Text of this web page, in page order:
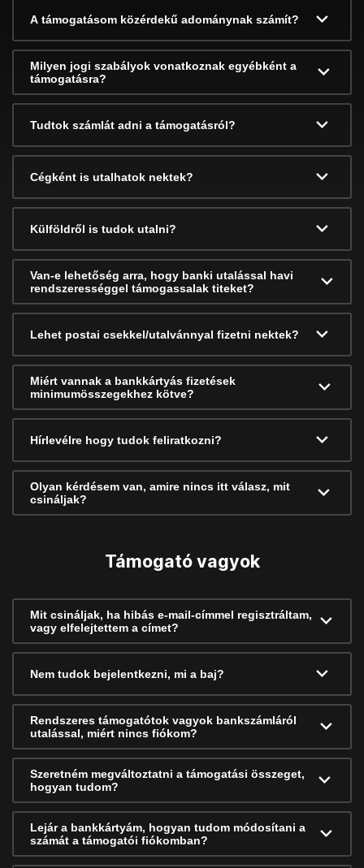
A támogatásom közérdekű adománynak számít?
Milyen jogi szabályok vonatkoznak egyébként a
támogatásra?
Tudtok számlát adni a támogatásról?
Cégként is utalhatok nektek?
Külföldről is tudok utalni?
Van-e lehetőség arra, hogy banki utalással havi
rendszerességgel támogassalak titeket?
Lehet postai csekkel/utalvánnyal fizetni nektek?
Miért vannak a bankkártyás fizetések
minimumösszegekhez kötve?
Hírlevélre hogy tudok feliratkozni?
Olyan kérdésem van, amire nincs itt válasz, mit
csináljak?
Támogató vagyok
Mit csináljak, ha hibás e-mail-címmel regisztráltam,
vagy elfelejtettem a címet?
Nem tudok bejelentkezni, mi a baj?
Rendszeres támogatótok vagyok bankszámláról
utalással, miért nincs fiókom?
Szeretném megváltoztatni a támogatási összeget,
hogyan tudom?
Lejár a bankkártyám, hogyan tudom módosítani a
számát a támogatói fiókomban?